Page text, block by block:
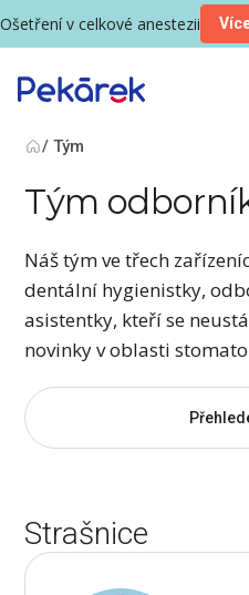
Ošetření v celkové anestezii
/ Tým
Tým
Náš tým ve třech
dentální hygienistky,
asistentky, kteří se
novinky v oblasti
Strašnice